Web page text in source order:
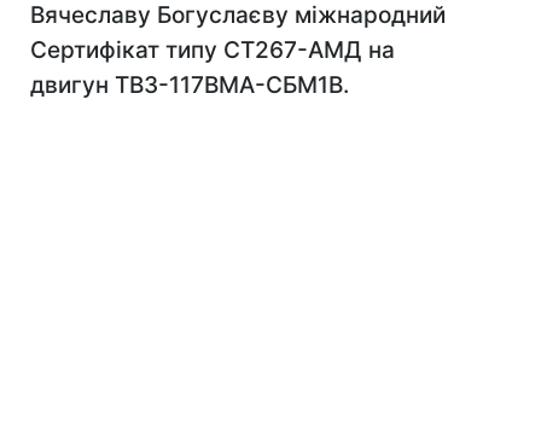
Вячеславу Богуслаєву міжнародний
Сертифікат типу СТ267-АМД на
двигун ТВ3-117ВМА-СБМ1В.